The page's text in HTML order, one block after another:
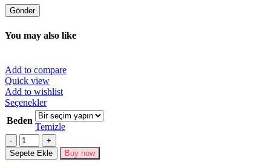
You may also like
Add to compare
Quick view
Add to wishlist
SeçeneklerBu
ürünün
birden
fazla
varyasyonu
var.
Beden
Temizle
Miktar
Sepete Ekle Buy now